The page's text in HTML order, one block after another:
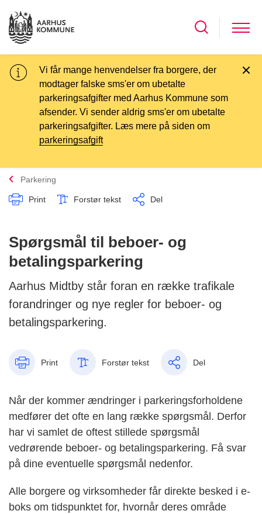
Vi får mange henvendelser fra borgere, der
modtager falske sms'er om ubetalte
parkeringsafgifter med Aarhus Kommune som
afsender. Vi sender aldrig sms'er om ubetalte
parkeringsafgifter. Læs mere på siden om
parkeringsafgift
Parkering
Print Forstør tekst Del
Spørgsmål til beboer- og
betalingsparkering
Aarhus Midtby står foran en række trafikale
forandringer og nye regler for beboer- og
betalingsparkering.
Print Forstør tekst Del
Når der kommer ændringer i parkeringsforholdene
medfører det ofte en lang række spørgsmål. Derfor
har vi samlet de oftest stillede spørgsmål
vedrørende beboer- og betalingsparkering. Få svar
på dine eventuelle spørgsmål nedenfor.
Alle borgere og virksomheder får direkte besked i e-
boks om tidspunktet for, hvornår deres område